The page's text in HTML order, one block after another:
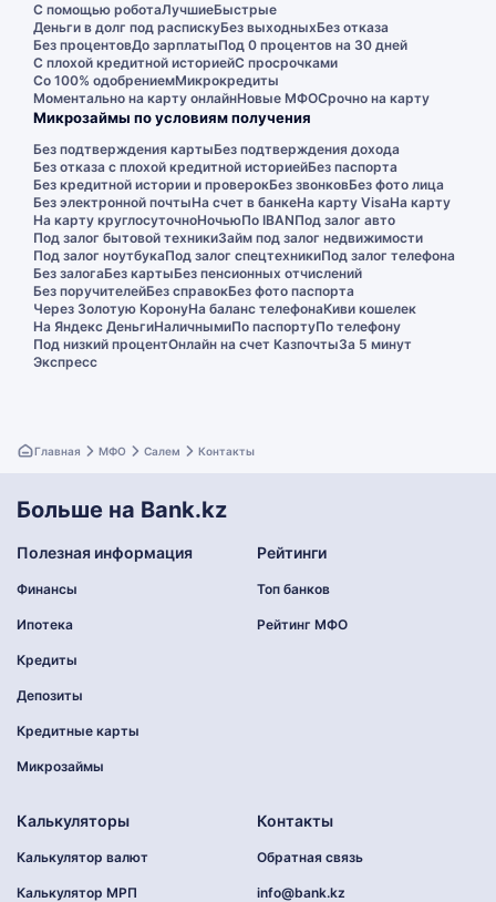
С помощью роботаЛучшиеБыстрые
Деньги в долг под распискуБез выходныхБез отказа
Без процентовДо зарплатыПод 0 процентов на 30 дней
С плохой кредитной историейС просрочками
Со 100% одобрениемМикрокредиты
Моментально на карту онлайнНовые МФОСрочно на карту
Микрозаймы по условиям получения
Без подтверждения картыБез подтверждения дохода
Без отказа с плохой кредитной историейБез паспорта
Без кредитной истории и проверокБез звонковБез фото лица
Без электронной почтыНа счет в банкеНа карту VisaНа карту
На карту круглосуточноНочьюПо IBANПод залог авто
Под залог бытовой техникиЗайм под залог недвижимости
Под залог ноутбукаПод залог спецтехникиПод залог телефона
Без залогаБез картыБез пенсионных отчислений
Без поручителейБез справокБез фото паспорта
Через Золотую КоронуНа баланс телефонаКиви кошелек
На Яндекс ДеньгиНаличнымиПо паспортуПо телефону
Под низкий процентОнлайн на счет КазпочтыЗа 5 минут
Экспресс
Главная МФО Салем Контакты
Больше на Bank.kz
Полезная информация
Финансы
Ипотека
Кредиты
Депозиты
Кредитные карты
Микрозаймы
Рейтинги
Топ банков
Рейтинг МФО
Калькуляторы
Калькулятор валют
Калькулятор МРП
Контакты
Обратная связь
info@bank.kz